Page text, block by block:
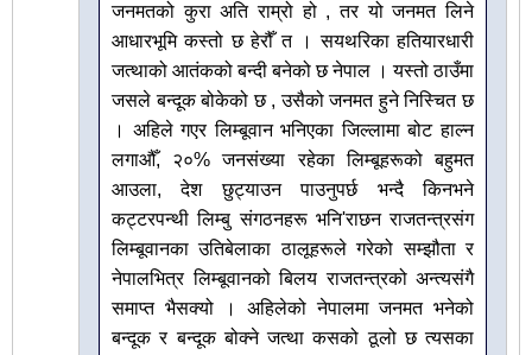
जनमतको कुरा अति राम्रो हो , तर यो जनमत लिने
आधारभूमि कस्तो छ हेरौँ त । सयथरिका हतियारधारी
जत्थाको आतंकको बन्दी बनेको छ नेपाल । यस्तो ठाउँमा
जसले बन्दूक बोकेको छ , उसैको जनमत हुने निस्चित छ
। अहिले गएर लिम्बूवान भनिएका जिल्लामा बोट हाल्न
लगाऔँ, २०% जनसंख्या रहेका लिम्बूहरूको बहुमत
आउला, देश छुट्याउन पाउनुपर्छ भन्दै किनभने
कट्टरपन्थी लिम्बु संगठनहरू भनि'राछन राजतन्त्रसंग
लिम्बूवानका उतिबेलाका ठालूहरूले गरेको सम्झौता र
नेपालभित्र लिम्बूवानको बिलय राजतन्त्रको अन्त्यसंगै
समाप्त भैसक्यो । अहिलेको नेपालमा जनमत भनेको
बन्दूक र बन्दूक बोक्ने जत्था कसको ठूलो छ त्यसका